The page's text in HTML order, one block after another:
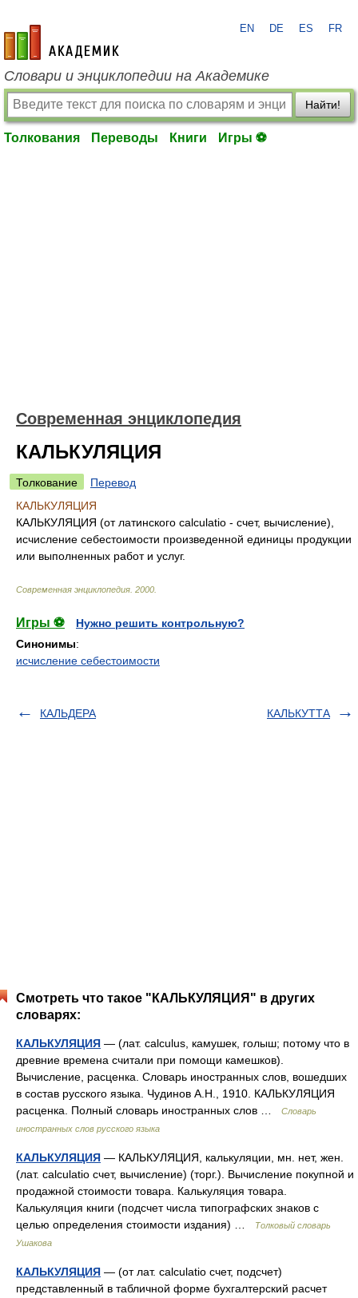
academic.ru
EN DE ES FR
Словари и энциклопедии на Академике
Найти!
Толкования Переводы Книги Игры ⚽
Современная энциклопедия
КАЛЬКУЛЯЦИЯ
Толкование
Перевод
КАЛЬКУЛЯЦИЯ
КАЛЬКУЛЯЦИЯ (от латинского calculatio - счет, вычисление),
исчисление себестоимости произведенной единицы продукции
или выполненных работ и услуг.
Современная энциклопедия 2000
Игры ⚽
Нужно решить контрольную?
Синонимы:
исчисление себестоимости
КАЛЬДЕРА КАЛЬКУТТА
Смотреть что такое "КАЛЬКУЛЯЦИЯ" в других
словарях:
КАЛЬКУЛЯЦИЯ — (лат. calculus, камушек, голыш; потому что в
древние времена считали при помощи камешков).
Вычисление, расценка. Словарь иностранных слов, вошедших
в состав русского языка. Чудинов А.Н., 1910. КАЛЬКУЛЯЦИЯ
расценка. Полный словарь иностранных слов …
Словарь
иностранных слов русского языка
КАЛЬКУЛЯЦИЯ — КАЛЬКУЛЯЦИЯ, калькуляции, мн. нет, жен.
(лат. calculatio счет, вычисление) (торг.). Вычисление покупной и
продажной стоимости товара. Калькуляция товара.
Калькуляция книги (подсчет числа типографских знаков с
целью определения стоимости издания) …
Толковый словарь
Ушакова
КАЛЬКУЛЯЦИЯ — (от лат. calculatio счет, подсчет)
представленный в табличной форме бухгалтерский расчет